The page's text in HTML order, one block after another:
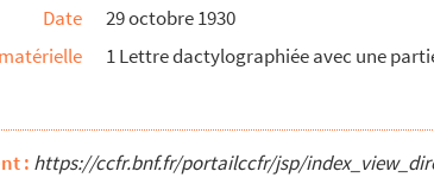
Mauriac
Mauriac
Date
29 octobre 1930
1 Lettre dactylographiée avec une
: https://ccfr.bnf.fr/portailccfr/jsp/